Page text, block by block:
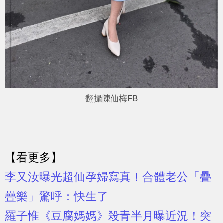
翻攝陳仙梅FB
【看更多】
李又汝曝光超仙孕婦寫真！合體老公「疊
疊樂」驚呼：快生了
羅子惟《豆腐媽媽》殺青半月曝近況！突